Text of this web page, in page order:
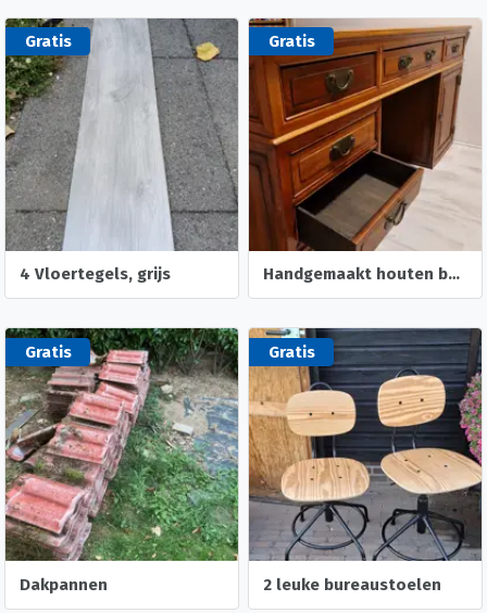
Gratis
4 Vloertegels, grijs
Gratis
Handgemaakt houten bureau
Gratis
Dakpannen
Gratis
2 leuke bureaustoelen